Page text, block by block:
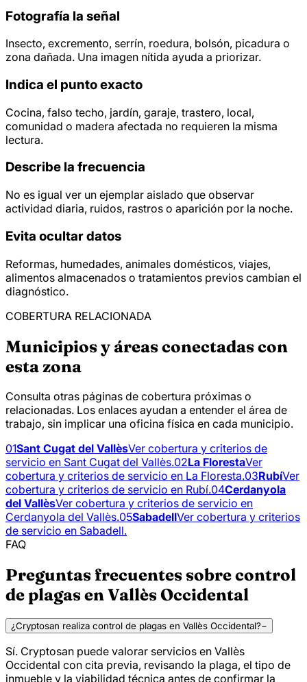
Fotografía la señal
Insecto, excremento, serrín, roedura, bolsón, picadura o
zona dañada. Una imagen nítida ayuda a priorizar.
Indica el punto exacto
Cocina, falso techo, jardín, garaje, trastero, local,
comunidad o madera afectada no requieren la misma
lectura.
Describe la frecuencia
No es igual ver un ejemplar aislado que observar
actividad diaria, ruidos, rastros o aparición por la noche.
Evita ocultar datos
Reformas, humedades, animales domésticos, viajes,
alimentos almacenados o tratamientos previos cambian el
diagnóstico.
COBERTURA RELACIONADA
Municipios y áreas conectadas con
esta zona
Consulta otras páginas de cobertura próximas o
relacionadas. Los enlaces ayudan a entender el área de
trabajo, sin implicar una oficina física en cada municipio.
01Sant Cugat del VallèsVer cobertura y criterios de
servicio en Sant Cugat del Vallès.02La FlorestaVer
cobertura y criterios de servicio en La Floresta.03RubíVer
cobertura y criterios de servicio en Rubí.04Cerdanyola
del VallèsVer cobertura y criterios de servicio en
Cerdanyola del Vallès.05SabadellVer cobertura y criterios
de servicio en Sabadell.
FAQ
Preguntas frecuentes sobre control
de plagas en Vallès Occidental
¿Cryptosan realiza control de plagas en Vallès Occidental?−
Sí. Cryptosan puede valorar servicios en Vallès
Occidental con cita previa, revisando la plaga, el tipo de
inmueble y la viabilidad técnica antes de confirmar la